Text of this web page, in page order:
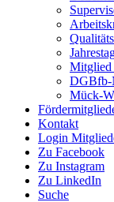
Mitglied
DGBfb-
Mück-
Kontakt
Login
Zu Facebook
Zu Instagram
Zu LinkedIn
Suche